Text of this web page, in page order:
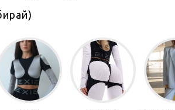
ДЖИНСИ,
ТА СПІДНИЦІ
ПІДЖАКИ, ЖИЛЕТИ
ТА СОРОЧКИ
ЛЕГІНСИ
ТА ШОРТИ